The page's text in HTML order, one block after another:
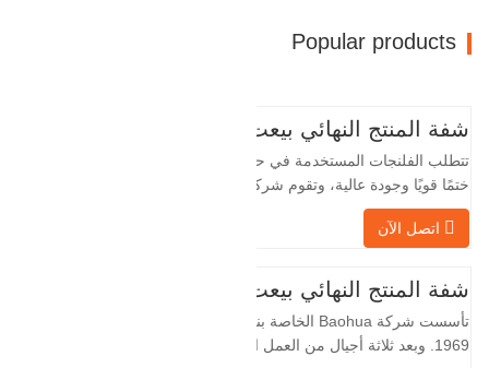
Popular products
شفة المنتج النهائي بيعت
تتطلب الفلنجات المستخدمة في حقول النفط
الخاصة بنا بمعالجة الفلنجات في حقول النفط
لسنوات عديدة وتقوم بتصديرها بشكل غير
لأن الصناعة المحلية ليست مثالية، فإننا نريد
الاستيراد والتصدير مباشرة مع العملاء
الأجانب،
اتصل الآن
شفة المنتج النهائي بيعت
تأسست شركة Baohua الخاصة بنا في عام
1969. وبعد ثلاثة أجيال من العمل الشاق،